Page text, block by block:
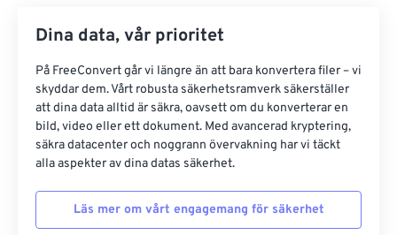
Dina data, vår prioritet
På FreeConvert går vi längre än att bara konvertera filer – vi
skyddar dem. Vårt robusta säkerhetsramverk säkerställer
att dina data alltid är säkra, oavsett om du konverterar en
bild, video eller ett dokument. Med avancerad kryptering,
säkra datacenter och noggrann övervakning har vi täckt
alla aspekter av dina datas säkerhet.
Läs mer om vårt engagemang för säkerhet